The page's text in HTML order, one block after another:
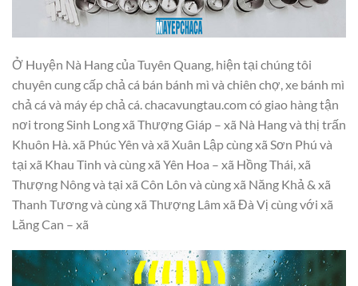
Ở Huyện Nà Hang của Tuyên Quang, hiện tại chúng tôi
chuyên cung cấp chả cá bán bánh mì và chiên chợ, xe bánh mì
chả cá và máy ép chả cá. chacavungtau.com có giao hàng tận
nơi trong Sinh Long xã Thượng Giáp – xã Nà Hang và thị trấn
Khuôn Hà. xã Phúc Yên và xã Xuân Lập cùng xã Sơn Phú và
tại xã Khau Tinh và cùng xã Yên Hoa – xã Hồng Thái, xã
Thượng Nông và tại xã Côn Lôn và cùng xã Năng Khả & xã
Thanh Tương và cùng xã Thượng Lâm xã Đà Vị cùng với xã
Lăng Can – xã